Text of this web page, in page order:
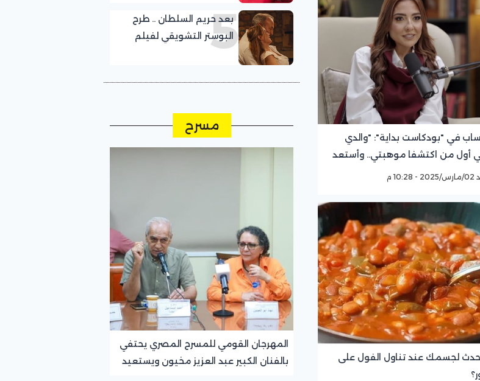
في "بودكاست بداية": "والدي
أول من اكتشفا موهبتي.. وأستعد
2 بعد رمضان" م
لجسمك عند تناول الفول على
الشمالي
5
بعد حريم السلطان .. طرح
البوستر التشويقي لفيلم
مسرح
المهرجان القومي للمسرح المصري يحتفي
بالفنان الكبير عبد العزيز مخيون ويستعيد